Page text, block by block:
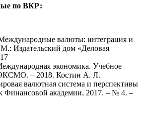
по ВКР:
валюты: интеграция и
Издательский дом «Деловая
экономика. Учебное
– 2018. Костин А. Л.
валютная система и перспективы
Финансовой академии, 2017. – № 4. –